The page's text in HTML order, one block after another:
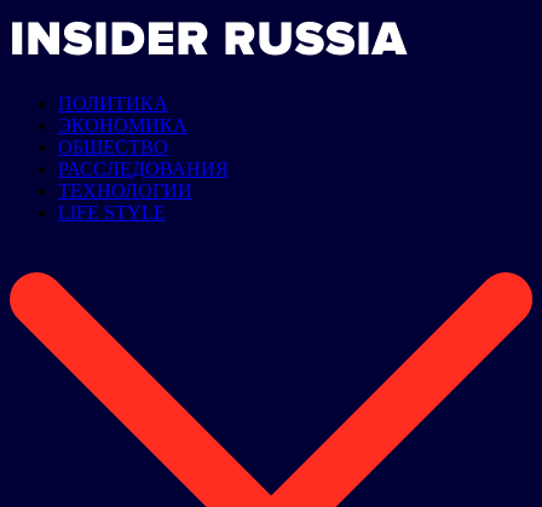
ПОЛИТИКА
ЭКОНОМИКА
ОБЩЕСТВО
РАССЛЕДОВАНИЯ
ТЕХНОЛОГИИ
LIFE STYLE